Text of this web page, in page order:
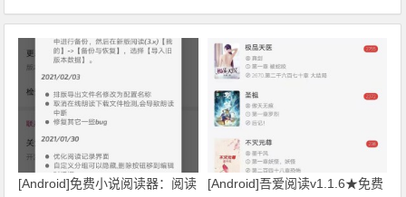
[Android]免费小说阅读器：阅读
[Android]吾爱阅读v1.1.6★免费